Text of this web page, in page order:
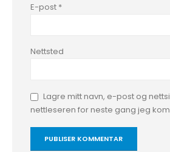
E-post *
Nettsted
Lagre mitt navn, e-post og
nettleseren for neste gang jeg